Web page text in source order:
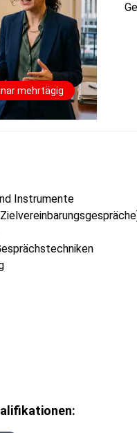
mehrtägig
Instrumente